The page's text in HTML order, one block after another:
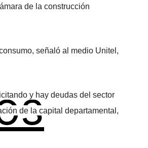
de la construcción
señaló al medio Unitel,
y hay deudas del sector
de la capital departamental,